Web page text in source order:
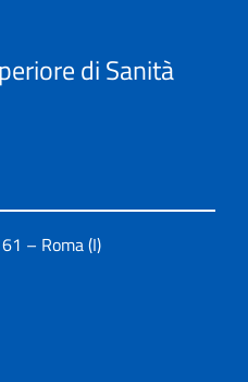
di Sanità
– Roma (I)